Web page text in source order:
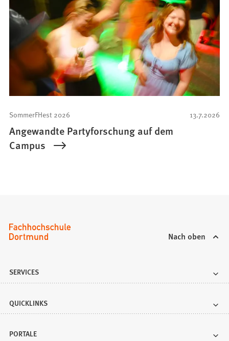
13.7.2026
SommerFHest 2026
Angewandte Partyforschung auf dem
Campus
Nach oben
SERVICES
QUICKLINKS
PORTALE